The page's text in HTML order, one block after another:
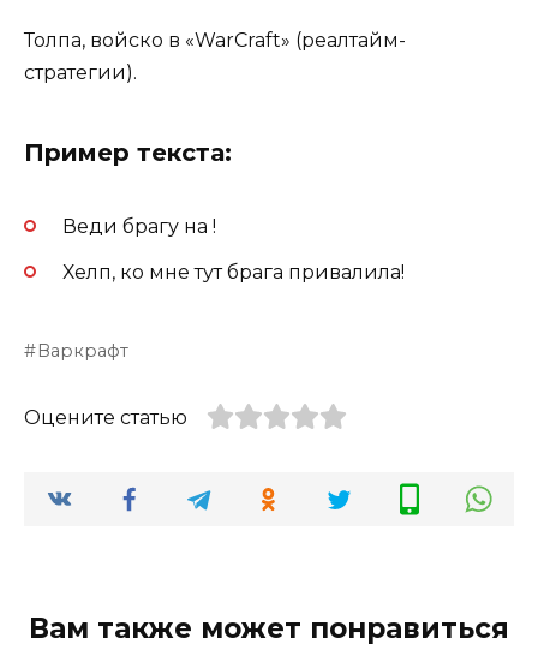
Толпа, войско в «WarCraft» (реалтайм-
стратегии).
Пример текста:
Веди брагу на !
Хелп, ко мне тут брага привалила!
Варкрафт
Оцените статью
Вам также может понравиться